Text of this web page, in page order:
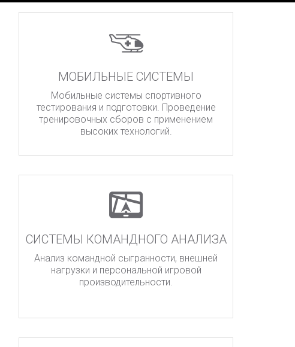
МОБИЛЬНЫЕ СИСТЕМЫ
Мобильные системы спортивного
тестирования и подготовки. Проведение
тренировочных сборов с применением
высоких технологий.
СИСТЕМЫ КОМАНДНОГО АНАЛИЗА
Анализ командной сыгранности, внешней
нагрузки и персональной игровой
производительности.